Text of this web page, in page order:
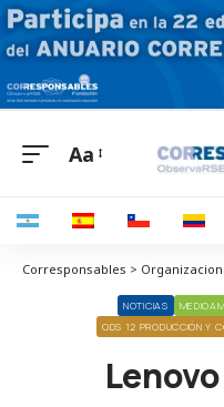
Aa
NOTICIAS
ODS 12 PRODUCCIÓN Y